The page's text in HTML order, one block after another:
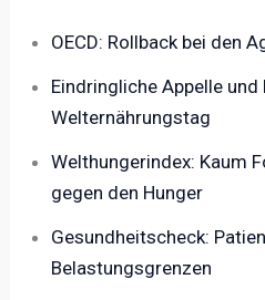
OECD: Rollback bei den
Eindringliche Appelle
Welternährungstag
Welthungerindex: Kaum
gegen den Hunger
Gesundheitscheck:
Belastungsgrenzen